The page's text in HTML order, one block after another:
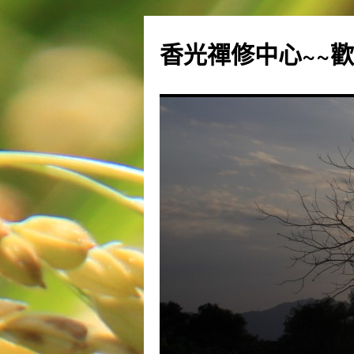
香光禪修中心~~